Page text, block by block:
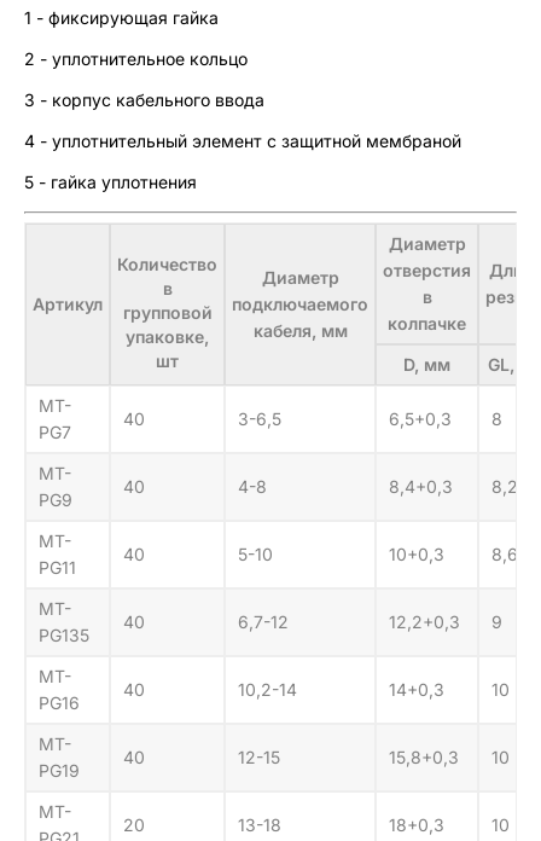
1 - фиксирующая гайка
2 - уплотнительное кольцо
3 - корпус кабельного ввода
4 - уплотнительный элемент с защитной мембраной
5 - гайка уплотнения
Артикул
Количество
в
групповой
упаковке,
шт
Диаметр
подключаемого
кабеля, мм
Диаметр
отверстия
в
колпачке
D, мм
GL,
MT-
PG7
40 3-6,5 6,5+0,3 8
MT-
PG9
40 4-8 8,4+0,3 8,2
MT-
PG11
40 5-10 10+0,3 8,6
MT-
PG135
40 6,7-12 12,2+0,3 9
MT-
PG16
40 10,2-14 14+0,3 10
MT-
PG19
40 12-15 15,8+0,3 10
MT-
20 13-18 18+0,3 10